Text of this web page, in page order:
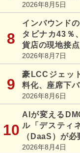
2026年8月5日
インバウンド
タビナカ43％
貨店の現地接
2026年8月7日
豪LCCジェッ
料化、座席下
2026年8月6日
AIが変える
ル「デスティ
（DaaS）が必
2026年8月4日